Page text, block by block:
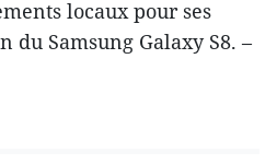
locaux pour ses
du Samsung Galaxy S8. –